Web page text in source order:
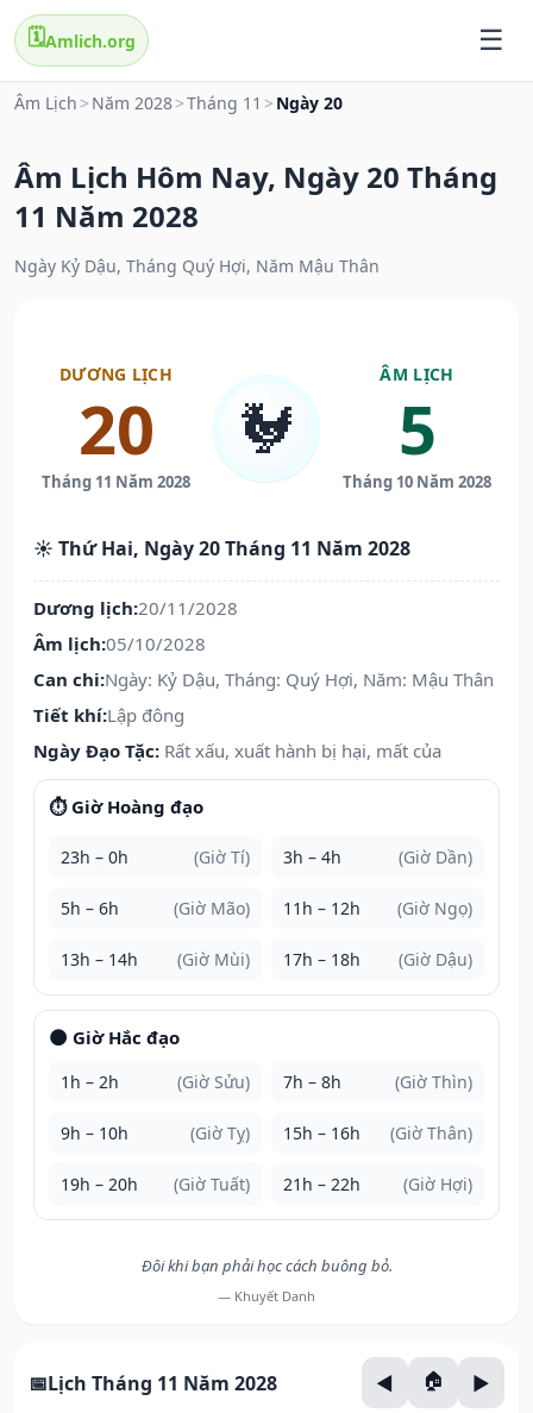
🗓️Amlich.org
Âm Lịch > Năm 2028>Tháng 11 > Ngày 20
Âm Lịch Hôm Nay, Ngày 20 Tháng
11 Năm 2028
Ngày Kỷ Dậu, Tháng Quý Hợi, Năm Mậu Thân
DƯƠNG LỊCH
20
Tháng 11 Năm 2028
🐓
ÂM LỊCH
5
Tháng 10 Năm 2028
☀️ Thứ Hai, Ngày 20 Tháng 11 Năm 2028
Dương lịch:20/11/2028
Âm lịch:05/10/2028
Can chi:Ngày: Kỷ Dậu, Tháng: Quý Hợi, Năm: Mậu Thân
Tiết khí:Lập đông
Ngày Đạo Tặc: Rất xấu, xuất hành bị hại, mất của
⏱️ Giờ Hoàng đạo
23h – 0h (Giờ Tí) 3h – 4h (Giờ Dần)
5h – 6h (Giờ Mão) 11h – 12h (Giờ Ngọ)
13h – 14h (Giờ Mùi) 17h – 18h (Giờ Dậu)
🌑 Giờ Hắc đạo
1h – 2h (Giờ Sửu) 7h – 8h (Giờ Thìn)
9h – 10h (Giờ Tỵ) 15h – 16h (Giờ Thân)
19h – 20h (Giờ Tuất) 21h – 22h (Giờ Hợi)
Đôi khi bạn phải học cách buông bỏ.
— Khuyết Danh
Lịch Tháng 11 Năm 2028